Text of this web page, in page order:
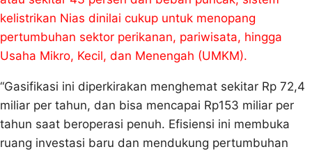
kelistrikan Nias dinilai cukup untuk menopang
pertumbuhan sektor perikanan, pariwisata, hingga
Usaha Mikro, Kecil, dan Menengah (UMKM).
“Gasifikasi ini diperkirakan menghemat sekitar Rp 72,4
miliar per tahun, dan bisa mencapai Rp153 miliar per
tahun saat beroperasi penuh. Efisiensi ini membuka
ruang investasi baru dan mendukung pertumbuhan